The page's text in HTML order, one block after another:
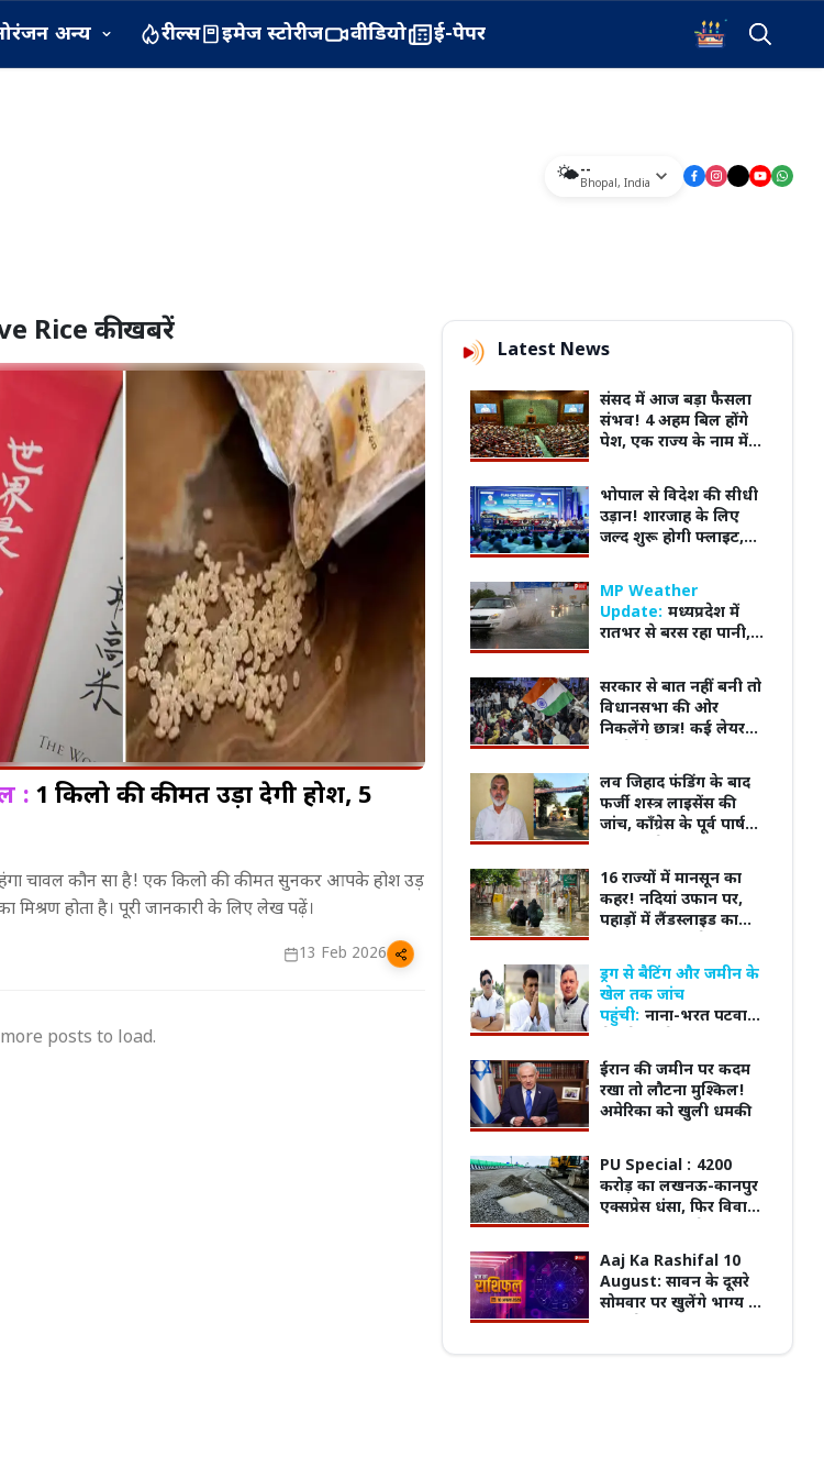
अन्य रील्स इमेज स्टोरीज वीडियो ई-पेपर
🌤️--
Bhopal, India
से मिलने की जिद में 100 फीट
पर चढ़ा युवक, Video Viral!
बारिश के बीच भोपाल में गूंजा देशभक्ति
का संदेश, CM मोहन यादव ने तिरंगा यात्रा
का किया शुभारंभ
सावन में महाकाल के दरबार में पहुंचे सिंगर
B Praak, भस्म आरती में हुए शामिल
‘गलत मूलांक' और 'सिग्नेचर' ने बढ़ाई दूरियां,
अंधविश्वास के फेर में टूटने की कगार पर रिश्ते
MP में विद्यार्थियों के मानसिक स्वास्थ्य पर बनेगी
नई नीति, हर स्कूल-कॉलेज में होंगे काउंसलर
Rice की खबरें
: 1 किलो की कीमत उड़ा देगी होश, 5
चावल कौन सा है! एक किलो की कीमत सुनकर आपके होश उड़
होता है। पूरी जानकारी के लिए लेख पढ़ें।
13 Feb 2026
posts to load.
Latest News
संसद में आज बड़ा फैसला
संभव! 4 अहम बिल होंगे
पेश, एक राज्य के नाम में
शामिल
भोपाल से विदेश की सीधी
उड़ान! शारजाह के लिए
जल्द शुरू होगी फ्लाइट,
हुआ आसान
MP Weather
Update: मध्यप्रदेश में
रातभर से बरस रहा पानी,
का अलर्ट; स्कूलों में आज
छुट्टी घोषित
सरकार से बात नहीं बनी तो
विधानसभा की ओर
निकलेंगे छात्र! कई लेयर
सुरक्षा, धारा 163 लागू
लव जिहाद फंडिंग के बाद
फर्जी शस्त्र लाइसेंस की
जांच, कॉंग्रेस के पूर्व पार्षद
16 राज्यों में मानसून का
कहर! नदियां उफान पर,
पहाड़ों में लैंडस्लाइड का
ड्रग से बैटिंग और जमीन के
खेल तक जांच
पहुंची: नाना-भरत पटवारी
गायब
ईरान की जमीन पर कदम
रखा तो लौटना मुश्किल!
अमेरिका को खुली धमकी
PU Special : 4200
करोड़ का लखनऊ-कानपुर
एक्सप्रेस धंसा, फिर विवादों
भोपाल वेस्टर्न बायपास का
ठेका भी इसी कंपनी के
पास
Aaj Ka Rashifal 10
August: सावन के दूसरे
सोमवार पर खुलेंगे भाग्य के